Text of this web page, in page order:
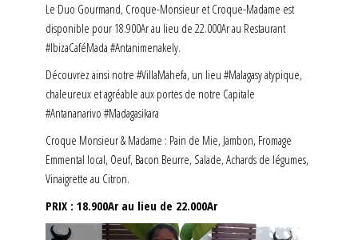
Le Duo Gourmand, Croque-Monsieur et Croque-Madame est
disponible pour 18.900Ar au lieu de 22.000Ar au Restaurant
#IbizaCaféMada #Antanimenakely.
Découvrez ainsi notre #VillaMahefa, un lieu #Malagasy atypique,
chaleureux et agréable aux portes de notre Capitale
#Antananarivo #Madagasikara
Croque Monsieur & Madame : Pain de Mie, Jambon, Fromage
Emmental local, Oeuf, Bacon Beurre, Salade, Achards de légumes,
Vinaigrette au Citron.
PRIX : 18.900Ar au lieu de 22.000Ar